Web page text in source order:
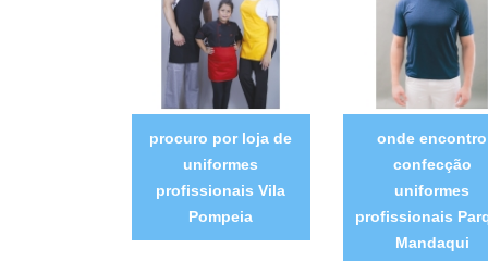
procuro por loja de
uniformes
profissionais Vila
Pompeia
onde encontro
confecção
uniformes
profissionais
Mandaqui